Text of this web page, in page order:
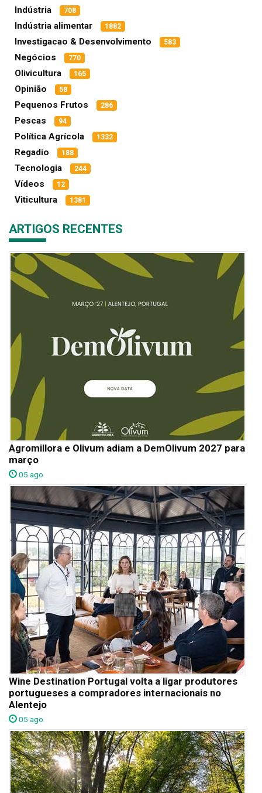
Indústria 708
Indústria alimentar 1882
Investigacao & Desenvolvimento 583
Negócios 770
Olivicultura 165
Opinião 58
Pequenos Frutos 286
Pescas 94
Política Agrícola 1332
Regadio 188
Tecnologia 244
Vídeos 12
Viticultura 1381
ARTIGOS RECENTES
Agromillora e Olivum adiam a DemOlivum 2027 para
março
05 ago
Wine Destination Portugal volta a ligar produtores
portugueses a compradores internacionais no
Alentejo
05 ago